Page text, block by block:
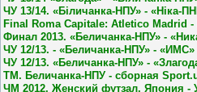
ЧУ 13/14. «Біличанка-НПУ» - «Ніка-
Final Roma Capitale: Atletico Madrid -
Финал 2013. «Беличанка-НПУ» -
ЧУ 12/13. - «Беличанка-НПУ» - «ИМС»
ЧУ 12/13. «Беличанка-НПУ» -
ТМ. Беличанка-НПУ - сборная
ЧМ 2012. Женский футзал. Япония -